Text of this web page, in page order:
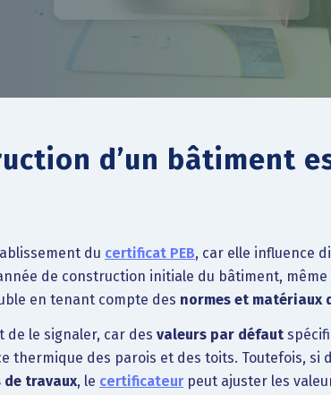
d’un bâtiment
du certificat PEB, car elle influence
de construction initiale du bâtiment, même
en tenant compte des normes et matériaux
de le signaler, car des valeurs par défaut
thermique des parois et des toits. Toutefois, si
travaux, le certificateurpeut ajuster les